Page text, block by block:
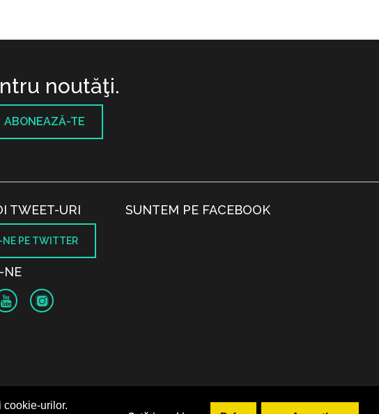
cookie-urilor.
noutăţi.
ABONEAZĂ-TE
TWEET-URI
NE PE TWITTER
NE
SUNTEM PE FACEBOOK